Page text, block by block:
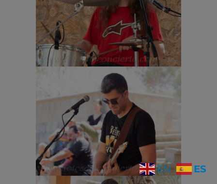
EN ES